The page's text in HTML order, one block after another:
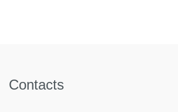
récréatives : 46 % ; Commerce,
Contacts